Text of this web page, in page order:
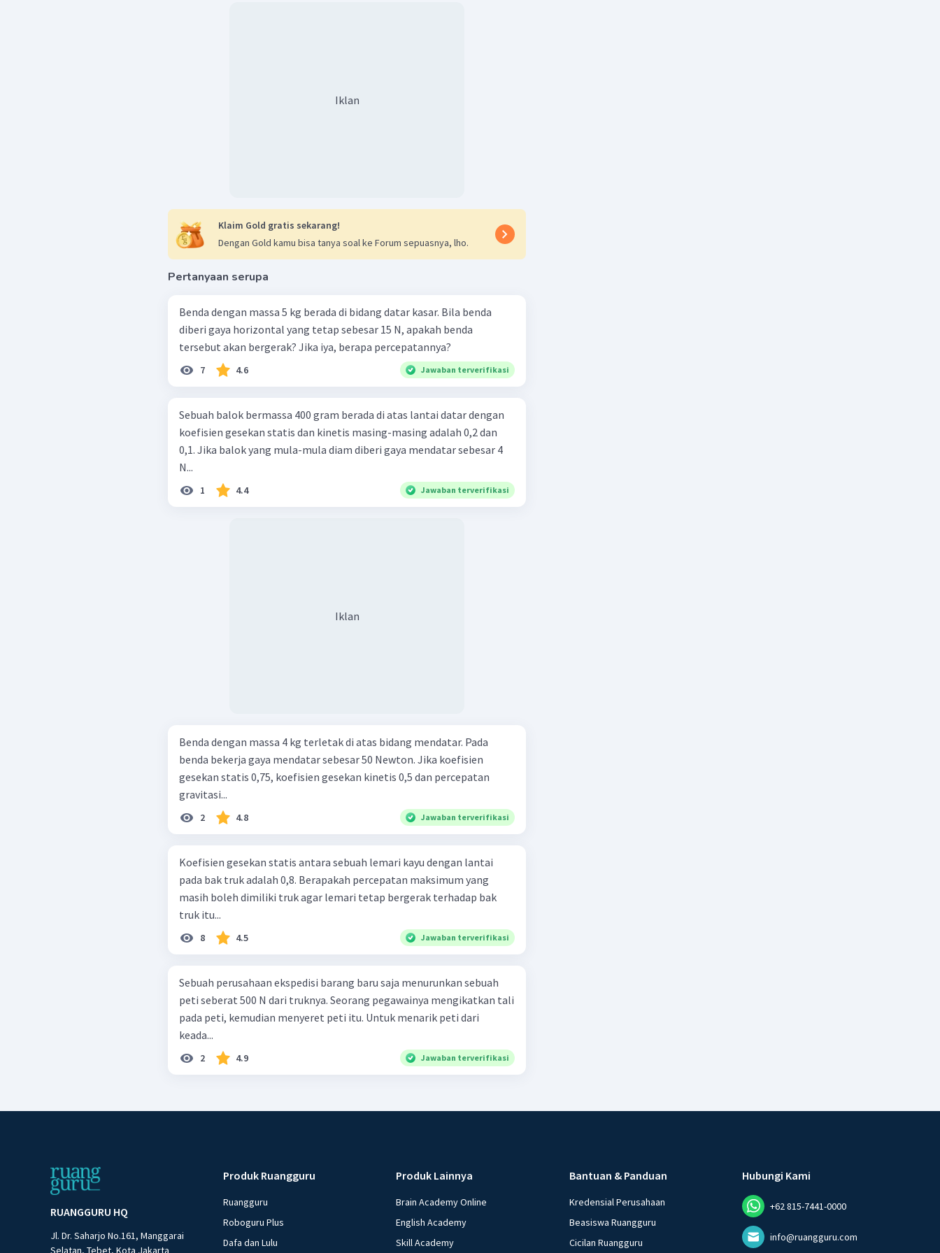
Iklan
Klaim Gold gratis sekarang!
Dengan Gold kamu bisa tanya soal ke Forum sepuasnya, lho.
Pertanyaan serupa
Benda dengan massa 5 kg berada di bidang datar kasar. Bila benda
diberi gaya horizontal yang tetap sebesar 15 N, apakah benda
tersebut akan bergerak? Jika iya, berapa percepatannya?
7 4.6 Jawaban terverifikasi
Sebuah balok bermassa 400 gram berada di atas lantai datar dengan
koefisien gesekan statis dan kinetis masing-masing adalah 0,2 dan
0,1. Jika balok yang mula-mula diam diberi gaya mendatar sebesar 4
N...
1 4.4 Jawaban terverifikasi
Iklan
Benda dengan massa 4 kg terletak di atas bidang mendatar. Pada
benda bekerja gaya mendatar sebesar 50 Newton. Jika koefisien
gesekan statis 0,75, koefisien gesekan kinetis 0,5 dan percepatan
gravitasi...
2 4.8 Jawaban terverifikasi
Koefisien gesekan statis antara sebuah lemari kayu dengan lantai
pada bak truk adalah 0,8. Berapakah percepatan maksimum yang
masih boleh dimiliki truk agar lemari tetap bergerak terhadap bak
truk itu...
8 4.5 Jawaban terverifikasi
Sebuah perusahaan ekspedisi barang baru saja menurunkan sebuah
peti seberat 500 N dari truknya. Seorang pegawainya mengikatkan tali
pada peti, kemudian menyeret peti itu. Untuk menarik peti dari
keada...
2 4.9 Jawaban terverifikasi
RUANGGURU HQ
Jl. Dr. Saharjo No.161, Manggarai
Selatan, Tebet, Kota Jakarta
Produk Ruangguru
Ruangguru
Roboguru Plus
Dafa dan Lulu
Produk Lainnya
Brain Academy Online
English Academy
Skill Academy
Bantuan & Panduan
Kredensial Perusahaan
Beasiswa Ruangguru
Cicilan Ruangguru
Hubungi Kami
+62 815-7441-0000
info@ruangguru.com